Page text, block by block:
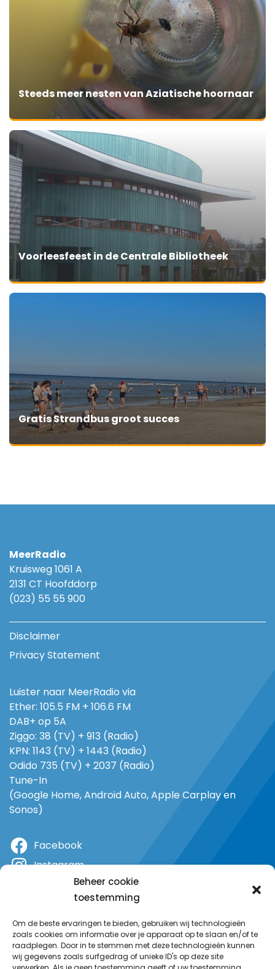
Beheer cookie
toestemming
Om de beste ervaringen te bieden, gebruiken wij technologieën
zoals cookies om informatie over je apparaat op te slaan en/of te
raadplegen. Door in te stemmen met deze technologieën kunnen
wij gegevens zoals surfgedrag of unieke ID's op deze site
Steeds meer nesten van Aziatische hoornaar
Voorleesfeest in de Centrale Bibliotheek
Gratis Strandbus groot succes
MeerRadio
Kruisweg 1061 A
2131 CT Hoofddorp
(023) 55 55 900
Disclaimer
Privacy Statement
Luister naar MeerRadio via
Ether: 105.5 FM + 106.6 FM
DAB+ op 5A
Ziggo: 38 (TV) + 913 (Radio)
KPN: 1143 (TV) + 1443 (Radio)
Odido 735 (TV) + 2037 (Radio)
Tune-In
(Google Home, Android Auto, Apple Carplay en
Sonos)
Facebook
Instagram
YouTube